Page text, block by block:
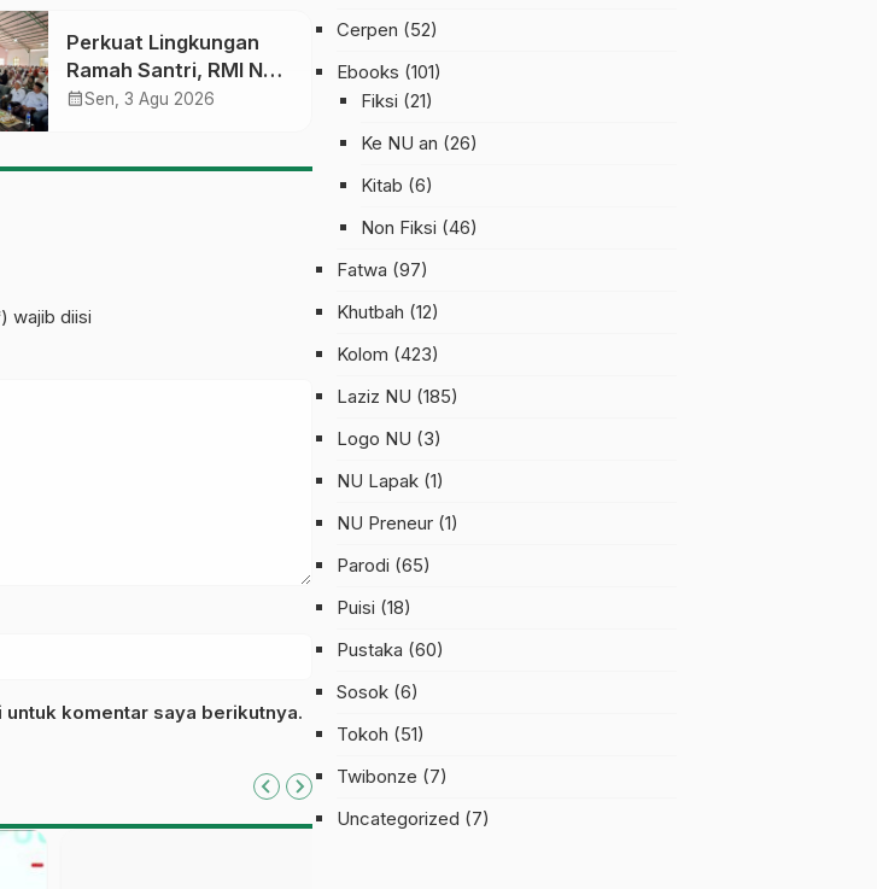
Perkuat Lingkungan
Ramah Santri, RMI NU
Gelar ‘Sambang
calendar_monthSen, 3 Agu 2026
wajib diisi
komentar saya berikutnya.
Cerpen (52)
Ebooks (101)
Fiksi (21)
Ke NU an (26)
Kitab (6)
Non Fiksi (46)
Fatwa (97)
Khutbah (12)
Kolom (423)
Laziz NU (185)
Logo NU (3)
NU Lapak (1)
NU Preneur (1)
Parodi (65)
Puisi (18)
Pustaka (60)
Sosok (6)
Tokoh (51)
Twibonze (7)
Uncategorized (7)